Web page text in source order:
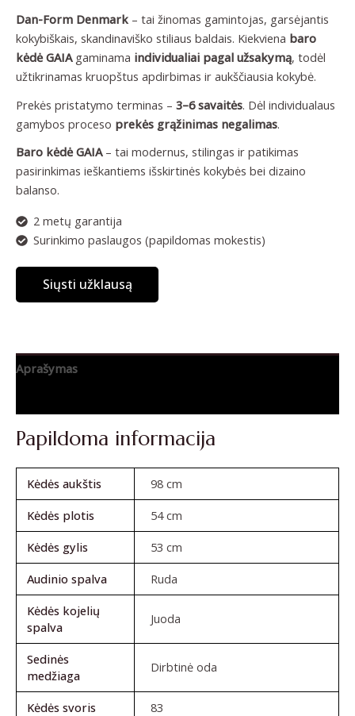
Dan-Form Denmark – tai žinomas gamintojas, garsėjantis
kokybiškais, skandinaviško stiliaus baldais. Kiekviena baro
kėdė GAIAgaminama individualiai pagal užsakymą, todėl
užtikrinamas kruopštus apdirbimas ir aukščiausia kokybė.
Prekės pristatymo terminas – 3–6 savaitės. Dėl individualaus
gamybos proceso prekės grąžinimas negalimas.
Baro kėdė GAIA– tai modernus, stilingas ir patikimas
pasirinkimas ieškantiems išskirtinės kokybės bei dizaino
balanso.
2 metų garantija
Surinkimo paslaugos (papildomas mokestis)
Siųsti užklausą
Aprašymas
Papildoma informacija
Kėdės aukštis
98 cm
Kėdės plotis
54 cm
Kėdės gylis
53 cm
Audinio spalva
Ruda
Kėdės kojelių
spalva
Juoda
Sedinės
medžiaga
Dirbtinė oda
Kėdės svoris 83